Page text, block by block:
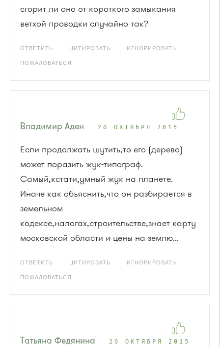
сгорит ли оно от короткого замыкания
ветхой проводки случайно так?
ОТВЕТИТЬ ЦИТИРОВАТЬ ИГНОРИРОВАТЬ
ПОЖАЛОВАТЬСЯ
Владимир Аден 20 ОКТЯБРЯ 2015
Если продолжать шутить,то его (дерево)
может поразить жук-типограф.
Самый,кстати,умный жук на планете.
Иначе как объяснить,что он разбирается в
земельном
кодексе,налогах,строительстве,знает карту
московской области и цены на землю...
ОТВЕТИТЬ ЦИТИРОВАТЬ ИГНОРИРОВАТЬ
ПОЖАЛОВАТЬСЯ
Татьяна Федянина 20 ОКТЯБРЯ 2015